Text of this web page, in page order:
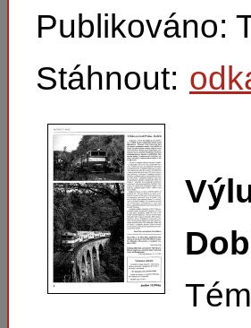
Publikováno:
Stáhnout: